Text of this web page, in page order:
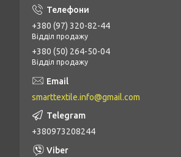
+380 (97) 320-82-44
Відділ продажу
+380 (50) 264-50-04
Відділ продажу
smarttextile.info@gmail.com
+380973208244